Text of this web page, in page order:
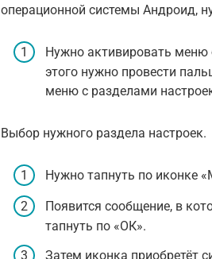
операционной системы Андроид,
Нужно активировать меню
этого нужно провести
меню с разделами
Выбор нужного раздела настроек.
Нужно тапнуть по иконке
Появится сообщение, в
тапнуть по «ОК».
Затем иконка приобретёт